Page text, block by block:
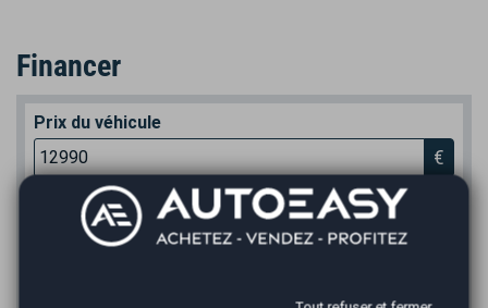
Financer
Prix du véhicule
€
Apport en €